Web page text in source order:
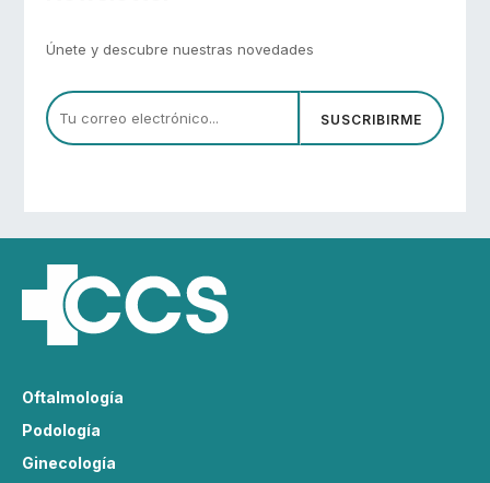
Únete y descubre nuestras novedades
SUSCRIBIRME
Oftalmología
Podología
Ginecología